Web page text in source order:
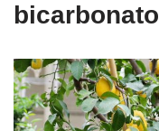
bicarbonato